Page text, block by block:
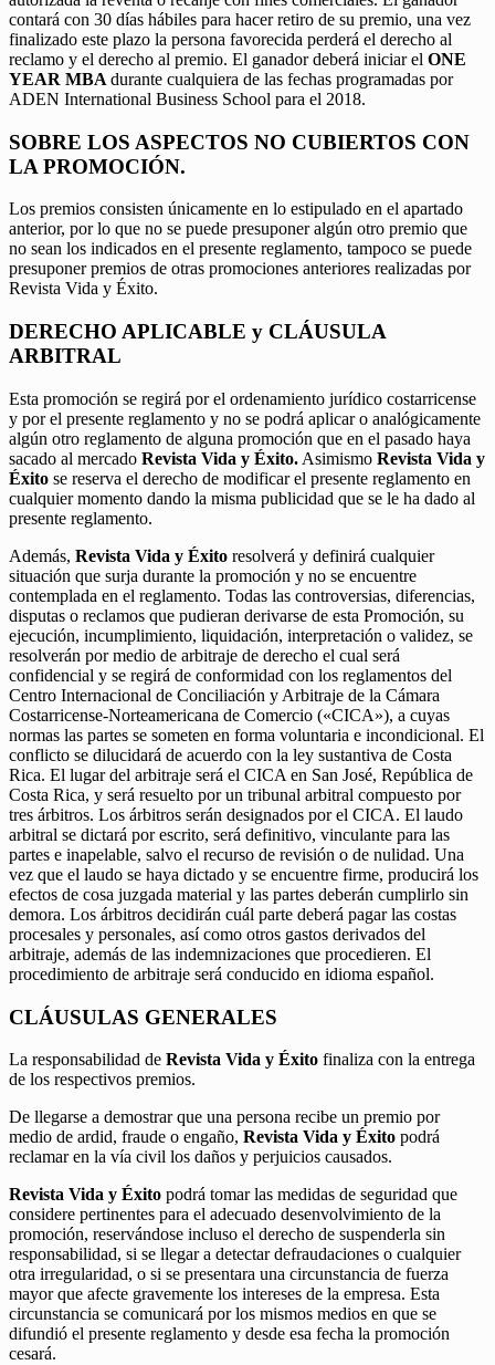
contará con 30 días hábiles para hacer retiro de su premio, una vez
finalizado este plazo la persona favorecida perderá el derecho al
reclamo y el derecho al premio. El ganador deberá iniciar el ONE
YEAR MBA durante cualquiera de las fechas programadas por
ADEN International Business School para el 2018.
SOBRE LOS ASPECTOS NO CUBIERTOS CON
LA PROMOCIÓN.
Los premios consisten únicamente en lo estipulado en el apartado
anterior, por lo que no se puede presuponer algún otro premio que
no sean los indicados en el presente reglamento, tampoco se puede
presuponer premios de otras promociones anteriores realizadas por
Revista Vida y Éxito.
DERECHO APLICABLE y CLÁUSULA
ARBITRAL
Esta promoción se regirá por el ordenamiento jurídico costarricense
y por el presente reglamento y no se podrá aplicar o analógicamente
algún otro reglamento de alguna promoción que en el pasado haya
sacado al mercado Revista Vida y Éxito. Asimismo Revista Vida y
Éxito se reserva el derecho de modificar el presente reglamento en
cualquier momento dando la misma publicidad que se le ha dado al
presente reglamento.
Además, Revista Vida y Éxito resolverá y definirá cualquier
situación que surja durante la promoción y no se encuentre
contemplada en el reglamento. Todas las controversias, diferencias,
disputas o reclamos que pudieran derivarse de esta Promoción, su
ejecución, incumplimiento, liquidación, interpretación o validez, se
resolverán por medio de arbitraje de derecho el cual será
confidencial y se regirá de conformidad con los reglamentos del
Centro Internacional de Conciliación y Arbitraje de la Cámara
Costarricense-Norteamericana de Comercio («CICA»), a cuyas
normas las partes se someten en forma voluntaria e incondicional. El
conflicto se dilucidará de acuerdo con la ley sustantiva de Costa
Rica. El lugar del arbitraje será el CICA en San José, República de
Costa Rica, y será resuelto por un tribunal arbitral compuesto por
tres árbitros. Los árbitros serán designados por el CICA. El laudo
arbitral se dictará por escrito, será definitivo, vinculante para las
partes e inapelable, salvo el recurso de revisión o de nulidad. Una
vez que el laudo se haya dictado y se encuentre firme, producirá los
efectos de cosa juzgada material y las partes deberán cumplirlo sin
demora. Los árbitros decidirán cuál parte deberá pagar las costas
procesales y personales, así como otros gastos derivados del
arbitraje, además de las indemnizaciones que procedieren. El
procedimiento de arbitraje será conducido en idioma español.
CLÁUSULAS GENERALES
La responsabilidad de Revista Vida y Éxito finaliza con la entrega
de los respectivos premios.
De llegarse a demostrar que una persona recibe un premio por
medio de ardid, fraude o engaño, Revista Vida y Éxito podrá
reclamar en la vía civil los daños y perjuicios causados.
Revista Vida y Éxito podrá tomar las medidas de seguridad que
considere pertinentes para el adecuado desenvolvimiento de la
promoción, reservándose incluso el derecho de suspenderla sin
responsabilidad, si se llegar a detectar defraudaciones o cualquier
otra irregularidad, o si se presentara una circunstancia de fuerza
mayor que afecte gravemente los intereses de la empresa. Esta
circunstancia se comunicará por los mismos medios en que se
difundió el presente reglamento y desde esa fecha la promoción
cesará.